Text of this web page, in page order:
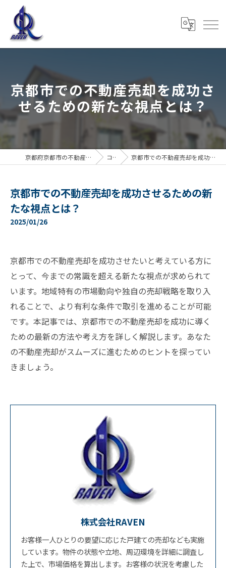
京都市での不動産売却を成功さ
せるための新たな視点とは？
京都府京都市の不動産売却なら株式会社RAVEN コラム 京都市での不動産売却を成功させるための新たな視点とは？
京都市での不動産売却を成功させるための新
たな視点とは？
2025/01/26
京都市での不動産売却を成功させたいと考えている方に
とって、今までの常識を超える新たな視点が求められて
います。地域特有の市場動向や独自の売却戦略を取り入
れることで、より有利な条件で取引を進めることが可能
です。本記事では、京都市での不動産売却を成功に導く
ための最新の方法や考え方を詳しく解説します。あなた
の不動産売却がスムーズに進むためのヒントを探ってい
きましょう。
株式会社RAVEN
お客様一人ひとりの要望に応じた戸建ての売却なども実施
しています。物件の状態や立地、周辺環境を詳細に調査し
た上で、市場価格を算出します。お客様の状況を考慮した